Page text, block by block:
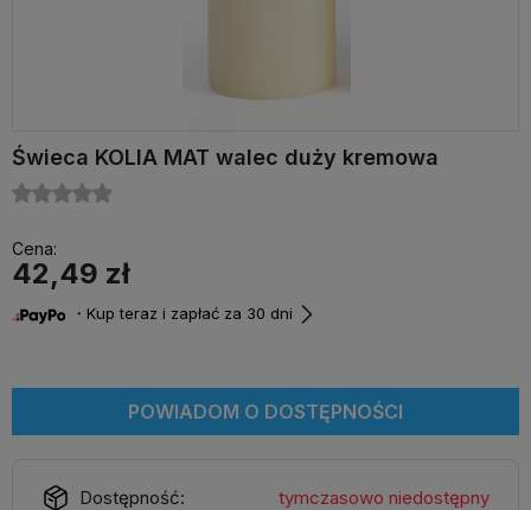
Świeca KOLIA MAT walec duży kremowa
Cena:
42,49 zł
・Kup teraz i zapłać za 30 dni
POWIADOM O DOSTĘPNOŚCI
Dostępność: tymczasowo niedostępny